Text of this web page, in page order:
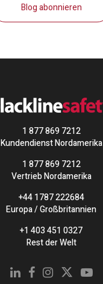
Blog abonnieren
1 877 869 7212
Kundendienst Nordamerika
1 877 869 7212
Vertrieb Nordamerika
+44 1787 222684
Europa / Großbritannien
+1 403 451 0327
Rest der Welt